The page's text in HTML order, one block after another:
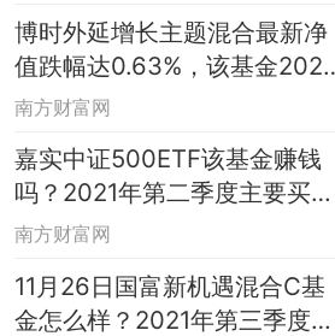
博时外延增长主题混合最新净
值跌幅达0.63%，该基金2021
年第二季度利润如何？
南方财富网
嘉实中证500ETF该基金赚钱
吗？2021年第二季度主要买入
哪些股票？
南方财富网
11月26日国富新机遇混合C基
金怎么样？2021年第三季度基